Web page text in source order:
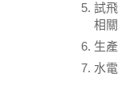
試
相
生
水